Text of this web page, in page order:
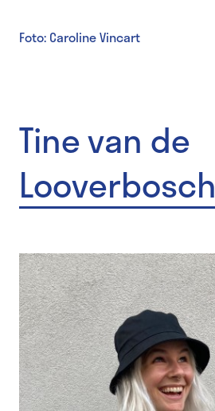
Foto: Caroline Vincart
Tine van de
Looverbosch